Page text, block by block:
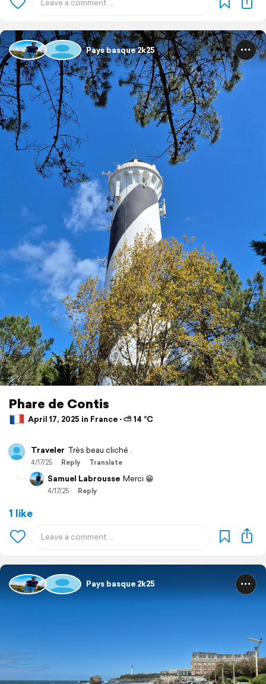
Pays basque 2k25
Phare de Contis
April 17, 2025 in France ⋅ ⛅ 14 °C
Traveler Très beau cliché .
4/17/25 Reply Translate
Samuel Labrousse Merci 😁
4/17/25 Reply
1 like
Pays basque 2k25